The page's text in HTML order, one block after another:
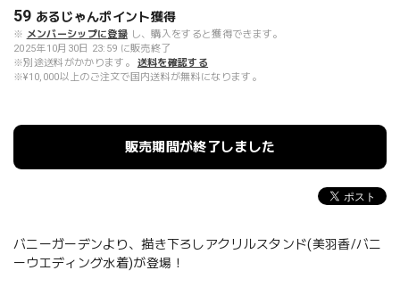
59 あるじゃんポイント獲得
※ メンバーシップに登録 し、購入をすると獲得できます。
2025年10月30日 23:59 に販売終了
※別途送料がかかります。
送料を確認する
※¥10,000以上のご注文で国内送料が無料になります。
販売期間が終了しました
バニーガーデンより、描き下ろしアクリルスタンド(美羽香/バニ
ーウエディング水着)が登場！